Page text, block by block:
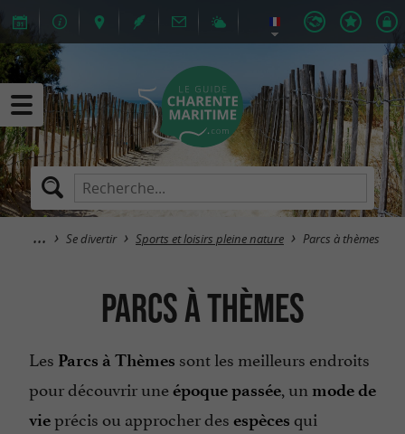
Se divertir Sports et loisirs pleine nature Parcs à thèmes
Parcs à thèmes
Les Parcs à Thèmes sont les meilleurs endroits
pour découvrir uneépoque passée, un mode de
vieprécis ou approcher des espèces qui